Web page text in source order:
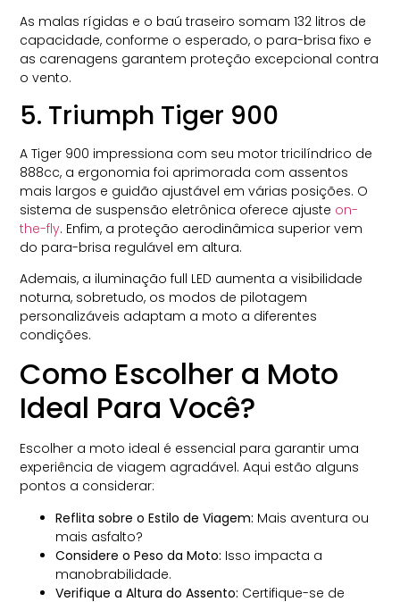
As malas rígidas e o baú traseiro somam 132 litros de
capacidade, conforme o esperado, o para-brisa fixo e
as carenagens garantem proteção excepcional contra
o vento.
5. Triumph Tiger 900
A Tiger 900 impressiona com seu motor tricilíndrico de
888cc, a ergonomia foi aprimorada com assentos
mais largos e guidão ajustável em várias posições. O
sistema de suspensão eletrônica oferece ajuste on-
the-fly. Enfim, a proteção aerodinâmica superior vem
do para-brisa regulável em altura.
Ademais, a iluminação full LED aumenta a visibilidade
noturna, sobretudo, os modos de pilotagem
personalizáveis adaptam a moto a diferentes
condições.
Como Escolher a Moto
Ideal Para Você?
Escolher a moto ideal é essencial para garantir uma
experiência de viagem agradável. Aqui estão alguns
pontos a considerar:
Reflita sobre o Estilo de Viagem: Mais aventura ou
mais asfalto?
Considere o Peso da Moto: Isso impacta a
manobrabilidade.
Verifique a Altura do Assento: Certifique-se de